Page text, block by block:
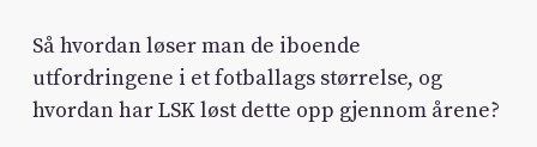
Så hvordan løser man de iboende
utfordringene i et fotballags størrelse, og
hvordan har LSK løst dette opp gjennom årene?